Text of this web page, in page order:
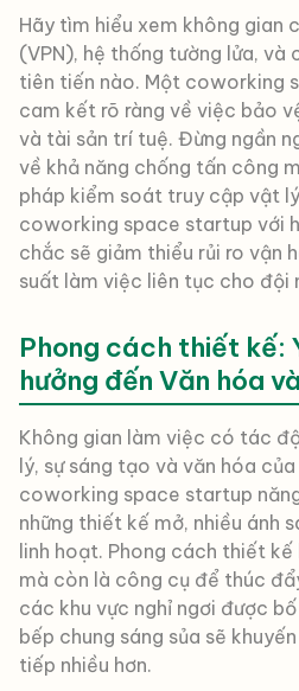
Hãy tìm hiểu xem không gian
(VPN), hệ thống tường lửa,
tiên tiến nào. Một coworking
cam kết rõ ràng về việc bảo
và tài sản trí tuệ. Đừng ngần
về khả năng chống tấn công
pháp kiểm soát truy cập vật
coworking space startup với
chắc sẽ giảm thiểu rủi ro vận
suất làm việc liên tục cho đội
Phong cách thiết kế:
hưởng đến Văn hóa
Không gian làm việc có tác
lý, sự sáng tạo và văn hóa
coworking space startup
những thiết kế mở, nhiều ánh
linh hoạt. Phong cách thiết
mà còn là công cụ để thúc
các khu vực nghỉ ngơi được
bếp chung sáng sủa sẽ
tiếp nhiều hơn.